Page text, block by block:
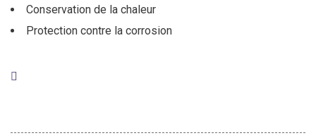
Conservation de la chaleur
Protection contre la corrosion